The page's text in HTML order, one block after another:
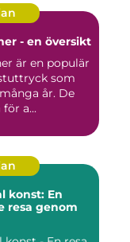
- en översikt
är en populär
som
år. De
a...
konst: En
resa genom